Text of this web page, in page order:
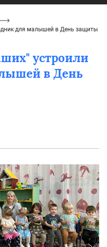
для малышей в День защиты
устроили
в День